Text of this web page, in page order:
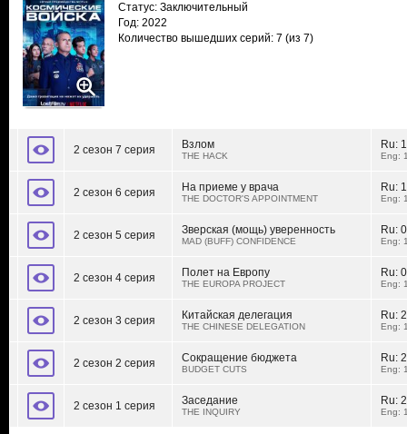
Статус: Заключительный
Год: 2022
Количество вышедших серий: 7 (из 7)
2 сезон 7 серия Взлом
THE HACK
Ru:
Eng:
2 сезон 6 серия На приеме у врача
THE DOCTOR'S APPOINTMENT
Ru:
Eng:
2 сезон 5 серия Зверская (мощь) уверенность
MAD (BUFF) CONFIDENCE
Ru:
Eng:
2 сезон 4 серия Полет на Европу
THE EUROPA PROJECT
Ru:
Eng:
2 сезон 3 серия Китайская делегация
THE CHINESE DELEGATION
Ru:
Eng:
2 сезон 2 серия Сокращение бюджета
BUDGET CUTS
Ru:
Eng:
2 сезон 1 серия Заседание
THE INQUIRY
Ru:
Eng: